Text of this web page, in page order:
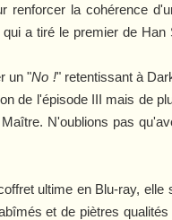
renforcer la cohérence
a tiré le premier de
un "No !" retentissant à
de l'épisode III mais de
N'oublions pas
ultime en Blu-ray,
et de piètres